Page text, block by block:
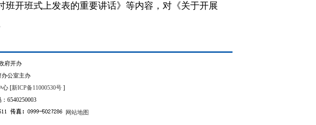
开班式上发表的重要讲话》等内容，对《关于开展
府开办
公室主办
心 [新ICP备11000530号]
6540250003
网站地图